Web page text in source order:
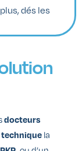
dés les
docteurs
technique la